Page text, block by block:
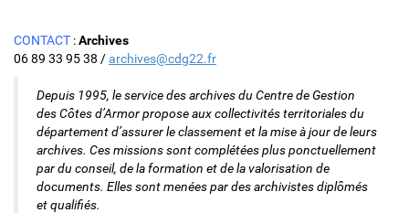
CONTACT :Archives
06 89 33 95 38 /archives@cdg22.fr
Depuis 1995, le service des archives du Centre de Gestion
des Côtes d’Armor propose aux collectivités territoriales du
département d’assurer le classement et la mise à jour de leurs
archives. Ces missions sont complétées plus ponctuellement
par du conseil, de la formation et de la valorisation de
documents. Elles sont menées par des archivistes diplômés
et qualifiés.